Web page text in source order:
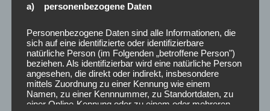
a) personenbezogene Daten
Personenbezogene Daten sind alle Informationen, die
sich auf eine identifizierte oder identifizierbare
natürliche Person (im Folgenden „betroffene Person")
beziehen. Als identifizierbar wird eine natürliche Person
angesehen, die direkt oder indirekt, insbesondere
mittels Zuordnung zu einer Kennung wie einem
Namen, zu einer Kennnummer, zu Standortdaten, zu
einer Online-Kennung oder zu einem oder mehreren